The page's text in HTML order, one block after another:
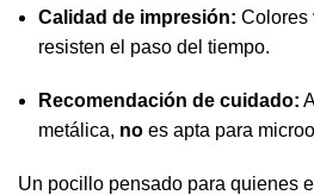
Calidad de impresión: Colores
resisten el paso del tiempo.
Recomendación de cuidado:
metálica, no es apta para
Un pocillo pensado para quienes